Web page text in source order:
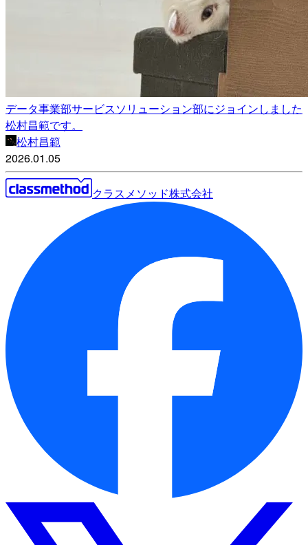
データ事業部サービスソリューション部にジョインしました
松村昌範です。
松村昌範
2026.01.05
クラスメソッド株式会社